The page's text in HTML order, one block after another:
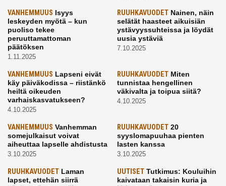
VANHEMMUUS Isyys
leskeyden myötä – kun
puoliso tekee
peruuttamattoman
päätöksen
1.11.2025
RUUHKAVUODETNainen, näin
selätät haasteet aikuisiän
ystävyyssuhteissa ja löydät
uusia ystäviä
7.10.2025
VANHEMMUUS Lapseni eivät
käy päiväkodissa – riistänkö
heiltä oikeuden
varhaiskasvatukseen?
4.10.2025
RUUHKAVUODETMiten
tunnistaa hengellinen
väkivalta ja toipua siitä?
4.10.2025
VANHEMMUUS Vanhemman
somejulkaisut voivat
aiheuttaa lapselle ahdistusta
3.10.2025
RUUHKAVUODET20
syyslomapuuhaa pienten
lasten kanssa
3.10.2025
RUUHKAVUODET Laman
lapset, ettehän siirrä
UUTISETTutkimus: Kouluihin
kaivataan takaisin kuria ja